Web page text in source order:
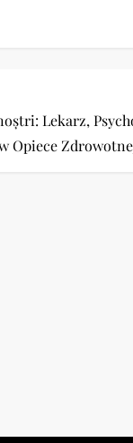
Lekarz,
Opiece